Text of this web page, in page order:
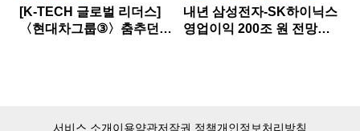
[K-TECH 글로벌 리더스]
〈현대차그룹③〉춤추던
내년 삼성전자-SK하이닉스
영업이익 200조 원 전망…
서비스 소개이용약관저작권 정책개인정보처리방침